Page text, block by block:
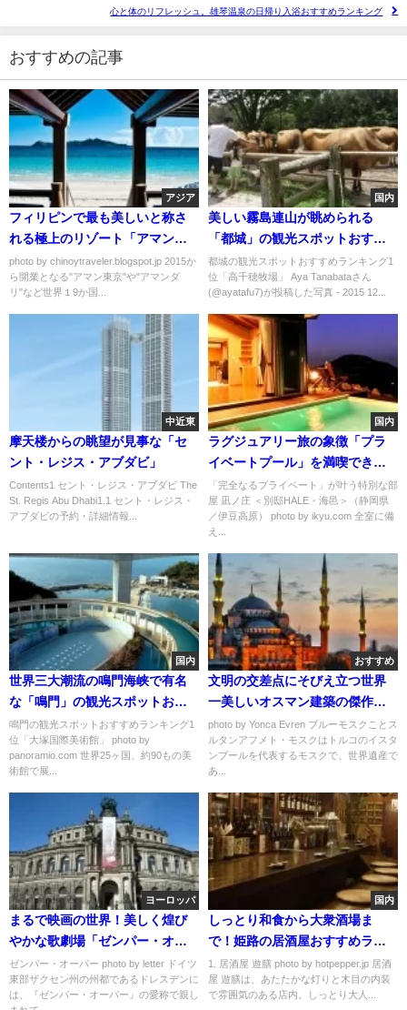
心と体のリフレッシュ。雄琴温泉の日帰り入浴おすすめランキング
おすすめの記事
アジア
フィリピンで最も美しいと称さ
れる極上のリゾート「アマンプ
ロ」
photo by chinoytraveler.blogspot.jp 2015か
ら開業となる"アマン東京"や"アマンダ
リ"など世界１9か国...
国内
美しい霧島連山が眺められる
「都城」の観光スポットおすす
めランキング
都城の観光スポットおすすめランキング1
位「高千穂牧場」 Aya Tanabataさん
(@ayatafu7)が投稿した写真 - 2015 12...
中近東
摩天楼からの眺望が見事な「セ
ント・レジス・アブダビ」
Contents1 セント・レジス・アブダビ The
St. Regis Abu Dhabi1.1 セント・レジス・
アブダビの予約・詳細情報...
国内
ラグジュアリー旅の象徴「プラ
イベートプール」を満喫できる
宿おすすめ７選
「完全なるプライベート」が叶う特別な部
屋 凪ノ庄 ＜別邸HALE・海邑＞（静岡県
／伊豆高原） photo by ikyu.com 全室に備
え...
国内
世界三大潮流の鳴門海峡で有名
な「鳴門」の観光スポットおす
すめランキング
鳴門の観光スポットおすすめランキング1
位「大塚国際美術館」 photo by
panoramio.com 世界25ヶ国、約90もの美
術館で展...
おすすめ
文明の交差点にそびえ立つ世界
一美しいオスマン建築の傑作
「ブルーモスク」
photo by Yonca Evren ブルーモスクことス
ルタンアフメト・モスクはトルコのイスタ
ンブールを代表するモスクで、世界遺産で
あ...
ヨーロッパ
まるで映画の世界！美しく煌び
やかな歌劇場「ゼンパー・オー
パー」
ゼンパー・オーパー photo by letter ドイツ
東部ザクセン州の州都であるドレスデンに
は、『ゼンパー・オーパー』の愛称で親し
国内
しっとり和食から大衆酒場ま
で！姫路の居酒屋おすすめラン
キング
1. 居酒屋 遊膳 photo by hotpepper.jp 居酒
屋 遊膳は、あたたかな灯りと木目の内装
で雰囲気のある店内。しっとり大人...